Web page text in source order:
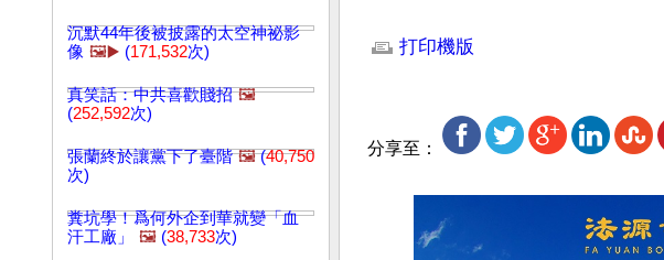
沉默44年後被披露的太空神祕影
像 🖼️▶️ (171,532次)
真笑話：中共喜歡賤招 🖼️
(252,592次)
張蘭終於讓黨下了臺階 🖼️(40,750
次)
糞坑學！爲何外企到華就變「血
汗工廠」
🖼️ (38,733次)
打印機版
分享至：